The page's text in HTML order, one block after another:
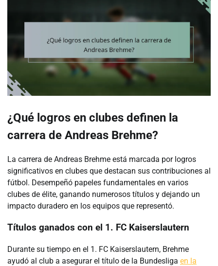
¿Qué logros en clubes definen la
carrera de Andreas Brehme?
La carrera de Andreas Brehme está marcada por logros
significativos en clubes que destacan sus contribuciones al
fútbol. Desempeñó papeles fundamentales en varios
clubes de élite, ganando numerosos títulos y dejando un
impacto duradero en los equipos que representó.
Títulos ganados con el 1. FC Kaiserslautern
Durante su tiempo en el 1. FC Kaiserslautern, Brehme
ayudó al club a asegurar el título de la Bundesliga en la